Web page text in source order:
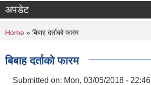
अपडेट
You are here
Home » बिबाह दर्ताको फारम
बिबाह दर्ताको फारम
Submitted on: Mon, 03/05/2018 - 22:46